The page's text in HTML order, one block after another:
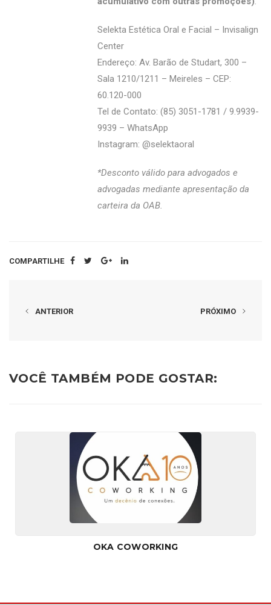
Selekta Estética Oral e Facial – Invisalign
Center
Endereço: Av. Barão de Studart, 300 –
Sala 1210/1211 – Meireles – CEP:
60.120-000
Tel de Contato: (85) 3051-1781 / 9.9939-
9939 – WhatsApp
Instagram: @selektaoral
*Desconto válido para advogados e
advogadas mediante apresentação da
carteira da OAB.
COMPARTILHE
ANTERIOR PRÓXIMO
VOCÊ TAMBÉM PODE GOSTAR:
OKA COWORKING